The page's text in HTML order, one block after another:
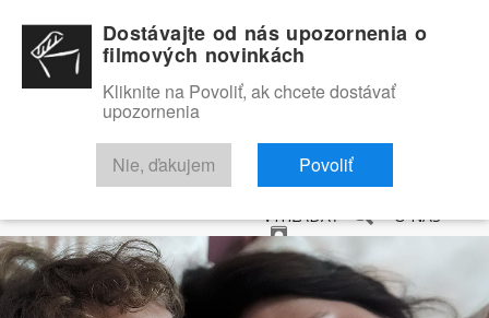
RECENZIE TRAILERY FILMOVÁ DATABÁZA
VYHĽADAŤ O NÁS
Dostávajte od nás upozornenia o
filmových novinkách
Kliknite na Povoliť, ak chcete dostávať
upozornenia
Nie, ďakujem Povoliť